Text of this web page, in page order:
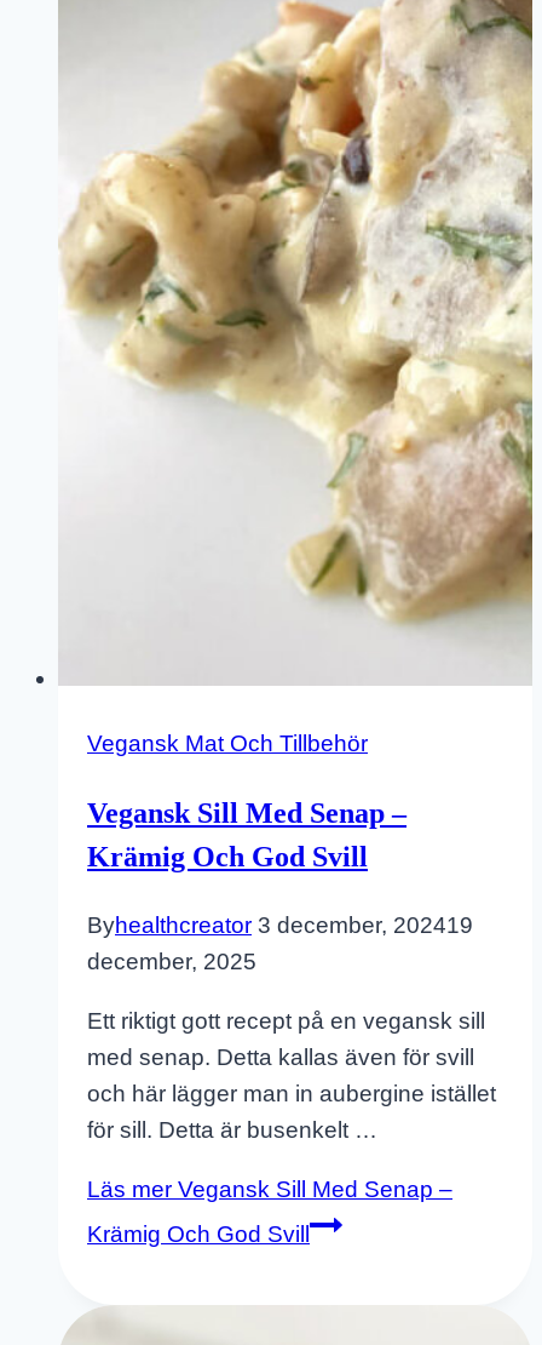
Vegansk Mat Och Tillbehör
Vegansk Sill Med Senap –
Krämig Och God Svill
Byhealthcreator 3 december, 202419
december, 2025
Ett riktigt gott recept på en vegansk sill
med senap. Detta kallas även för svill
och här lägger man in aubergine istället
för sill. Detta är busenkelt …
Läs mer Vegansk Sill Med Senap –
Krämig Och God Svill